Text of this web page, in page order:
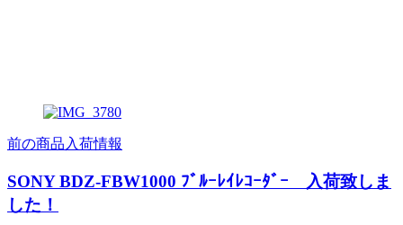
前の商品入荷情報
SONY BDZ-FBW1000 ﾌﾞﾙｰﾚｲﾚｺｰﾀﾞｰ 入荷致しま
した！